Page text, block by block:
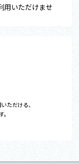
用いただけませ
ただける、